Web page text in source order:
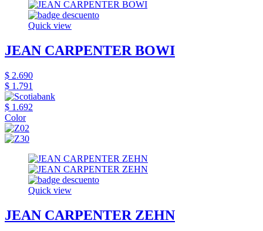
Quick view
JEAN CARPENTER BOWI
$ 2.690
$ 1.791
$ 1.692
Color
Quick view
JEAN CARPENTER ZEHN